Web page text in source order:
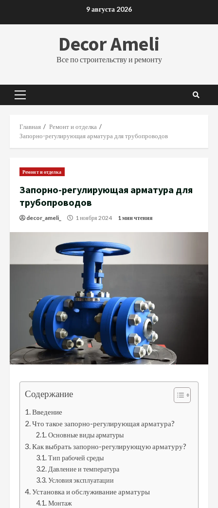
9 августа 2026
Decor Ameli
Все по строительству и ремонту
Основное
Главная
Ремонт и отделка
Запорно-регулирующая арматура для трубопроводов
Ремонт и отделка
Запорно-регулирующая арматура для
трубопроводов
decor_ameli_ 1 ноября 2024 1 мин чтения
Содержание
Введение
Что такое запорно-регулирующая арматура?
Основные виды арматуры
Как выбрать запорно-регулирующую арматуру?
Тип рабочей среды
Давление и температура
Условия эксплуатации
Установка и обслуживание арматуры
Монтаж